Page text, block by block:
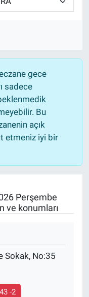
gece
sadece
Bu
açık
etmeniz iyi bir
Perşembe
ve konumları
Sokak, No:35
-2